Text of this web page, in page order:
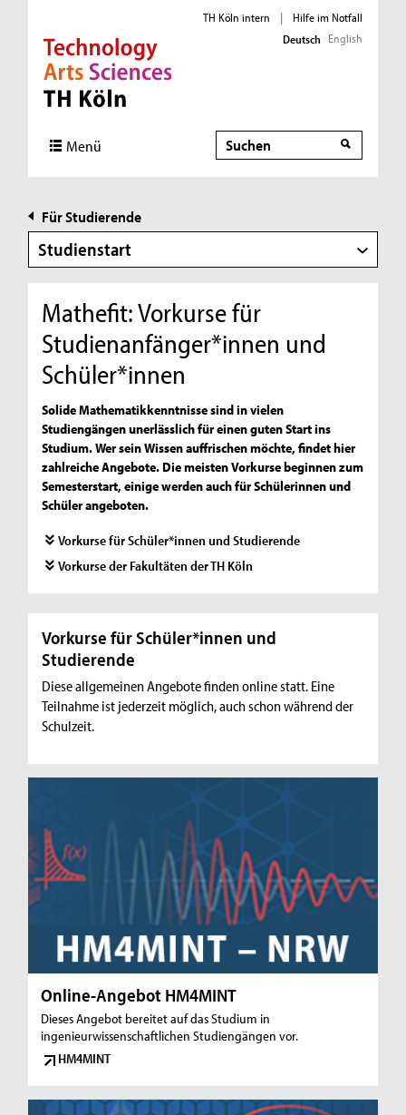
Direkt zur Hauptnavigation
Direkt zur Subnavigation
Direkt zum Inhalt
Direkt zum Fußbereich
TH Köln intern |
Hilfe im Notfall
Deutsch English
Menü Suche
Für Studierende
Studienstart
Mathefit: Vorkurse für
Studienanfänger*innen und
Schüler*innen
Solide Mathematikkenntnisse sind in vielen
Studiengängen unerlässlich für einen guten Start ins
Studium. Wer sein Wissen auffrischen möchte, findet hier
zahlreiche Angebote. Die meisten Vorkurse beginnen zum
Semesterstart, einige werden auch für Schülerinnen und
Schüler angeboten.
Vorkurse für Schüler*innen und Studierende
Vorkurse der Fakultäten der TH Köln
Vorkurse für Schüler*innen und
Studierende
Diese allgemeinen Angebote finden online statt. Eine
Teilnahme ist jederzeit möglich, auch schon während der
Schulzeit.
Online-Angebot HM4MINT
Dieses Angebot bereitet auf das Studium in
ingenieurwissenschaftlichen Studiengängen vor.
HM4MINT